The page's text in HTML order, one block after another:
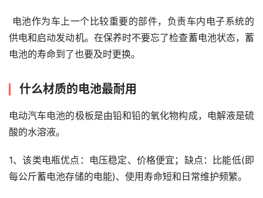
供电和启动发动机。在保养时不要忘了检查蓄电池状态，蓄
电池的寿命到了也要及时更换。
什么材质的电池最耐用
电动汽车电池的极板是由铅和铅的氧化物构成，电解液是硫
酸的水溶液。
1、该类电瓶优点：电压稳定、价格便宜；缺点：比能低(即
每公斤蓄电池存储的电能)、使用寿命短和日常维护频繁。